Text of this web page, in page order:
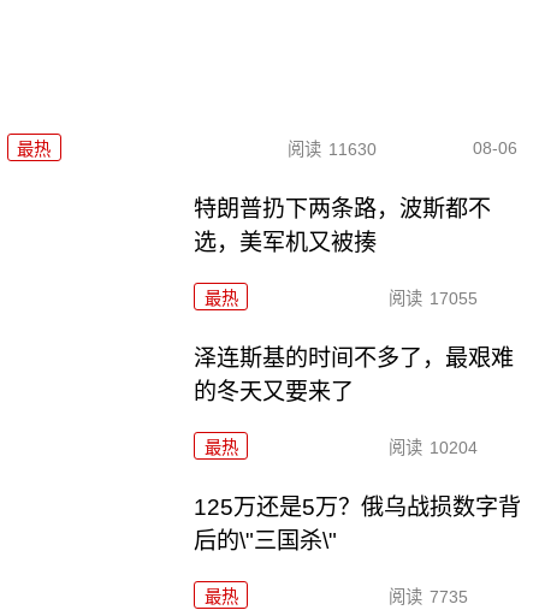
最热 阅读 11630 08-06
特朗普扔下两条路，波斯都不
选，美军机又被揍
最热 阅读 17055
泽连斯基的时间不多了，最艰难
的冬天又要来了
最热 阅读 10204
125万还是5万？俄乌战损数字背
后的\"三国杀\"
最热 阅读 7735